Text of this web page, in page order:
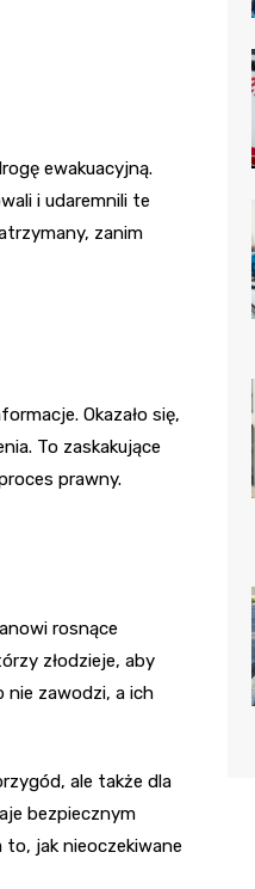
ewakuacyjną.
i udaremnili te
zanim
Okazało się,
To zaskakujące
prawny.
rosnące
złodzieje, aby
nie zawodzi, a ich
ale także dla
bezpiecznym
jak nieoczekiwane